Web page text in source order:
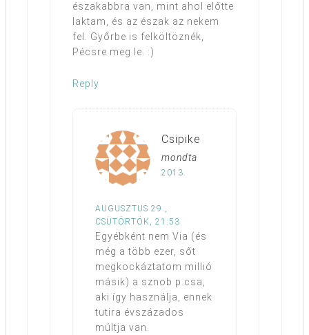
északabbra van, mint ahol előtte
laktam, és az észak az nekem
fel. Győrbe is felköltöznék,
Pécsre meg le. :)
Reply
Csipike
mondta
2013.
AUGUSZTUS 29.,
CSÜTÖRTÖK, 21:53
Egyébként nem Via (és
még a több ezer, sőt
megkockáztatom millió
másik) a sznob p.csa,
aki így használja, ennek
tutira évszázados
múltja van.